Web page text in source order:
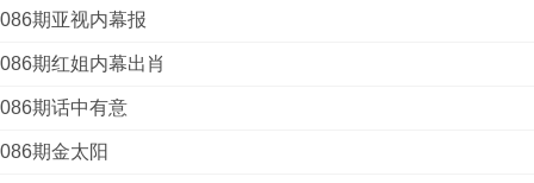
086期亚视内幕报
086期红姐内幕出肖
086期话中有意
086期金太阳